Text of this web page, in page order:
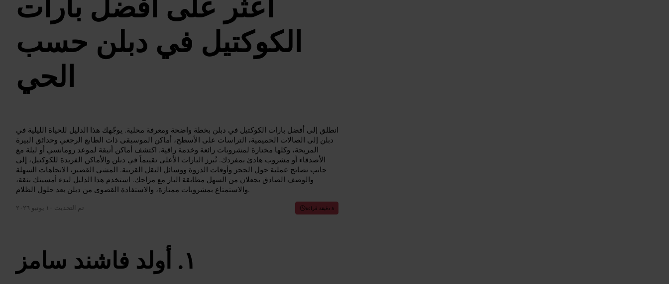
الكوكتيل في دبلن حسب
الحي
انطلق إلى أفضل بارات الكوكتيل في دبلن بخطة واضحة ومعرفة محلية. يوجّهك هذا الدليل للحياة الليلية في
دبلن إلى الصالات الحميمية، التراسات على الأسطح، أماكن الموسيقى ذات الطابع الرجعي وحدائق البيرة
المريحة، وكلها مختارة لمشروبات رائعة وخدمة راقية. اكتشف أماكن أنيقة لموعد رومانسي أو ليلة مع
الأصدقاء أو مشروب هادئ بمفردك. نُبرز البارات الأعلى تقييماً في دبلن والأماكن الفريدة للكوكتيل، إلى
جانب نصائح عملية حول الحجز وأوقات الذروة ووسائل النقل القريبة. المشي القصير، الاتجاهات السهلة
والوصف الصادق يجعلان من السهل مطابقة البار مع مزاجك. استخدم هذا الدليل لبدء أمسيتك بثقة،
والاستمتاع بمشروبات ممتازة، والاستفادة القصوى من دبلن بعد حلول الظلام.
تم التحديث ١٠ يونيو ٢٠٢٦ ٨ دقيقة قراءة
أولد فاشند سامز